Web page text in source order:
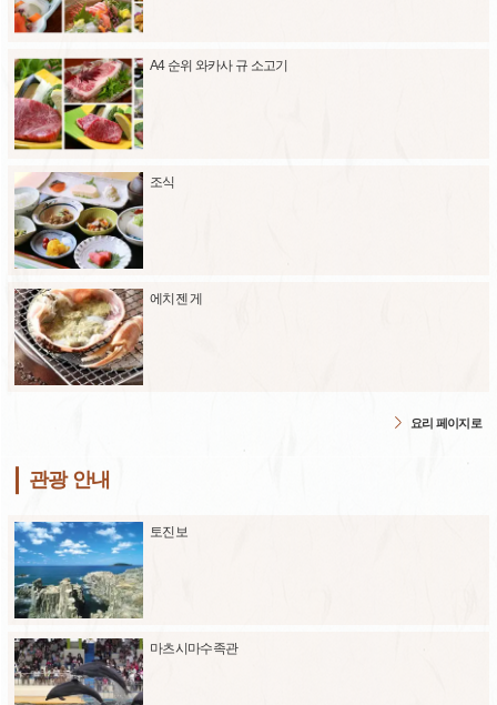
A4 순위 와카사 규 소고기
조식
에치젠 게
요리 페이지로
관광 안내
토진보
마츠시마수족관